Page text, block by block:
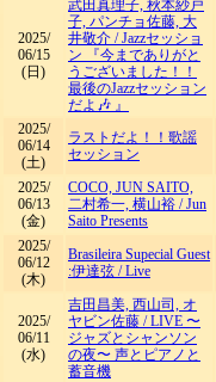
2025/
06/15
(日)
武田真理子, 秋本紗戸
子, パンチョ佐藤, 大
井敬介 /Jazzセッショ
ン 『今までありがと
うございました！！
最後のJazzセッション
だよ🎶 』
2025/
06/14
(土)
ラストだよ！！歌謡
セッション
2025/
06/13
(金)
COCO, JUN SAITO,
二村希一, 横山裕 /Jun
Saito Presents
2025/
06/12
(木)
Brasileira Supecial Guest
:伊達弦 /Live
2025/
06/11
(水)
吉田昌美, 西山司, オ
ヤビン佐藤 /LIVE 〜
ジャズとシャンソン
の夜〜 声とピアノと
蓄音機